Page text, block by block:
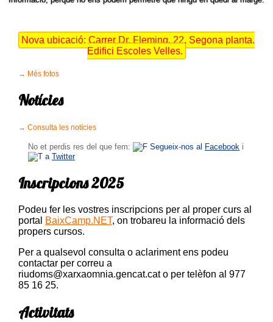
Nova ubicació: Carrer Dr. Fleming, 22. Segona planta.
Edifici Escoles Velles.
Més fotos
Notícies
Consulta les notícies
No et perdis res del que fem: Segueix-nos al Facebook i
a Twitter
Inscripcions 2025
Podeu fer les vostres inscripcions per al proper curs al
portal
BaixCamp.NET, on trobareu la informació dels
propers cursos.
Per a qualsevol consulta o aclariment ens podeu
contactar per correu a
riudoms@xarxaomnia.gencat.cat o per telèfon al 977
85 16 25.
Activitats